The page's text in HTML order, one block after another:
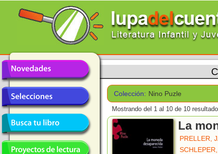
Colección: Nino Puzle
Mostrando del 1 al 10 de 10
La
PRELLER,